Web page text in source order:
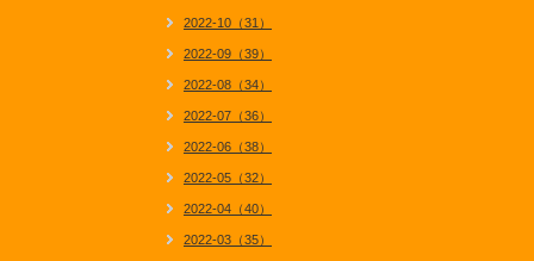
2022-10（31）
2022-09（39）
2022-08（34）
2022-07（36）
2022-06（38）
2022-05（32）
2022-04（40）
2022-03（35）